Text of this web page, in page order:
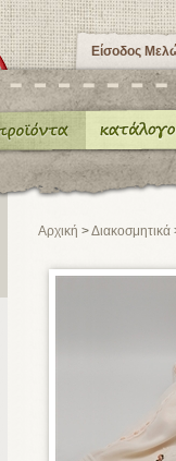
Είσοδος
Αρχική >Διακοσμητικά